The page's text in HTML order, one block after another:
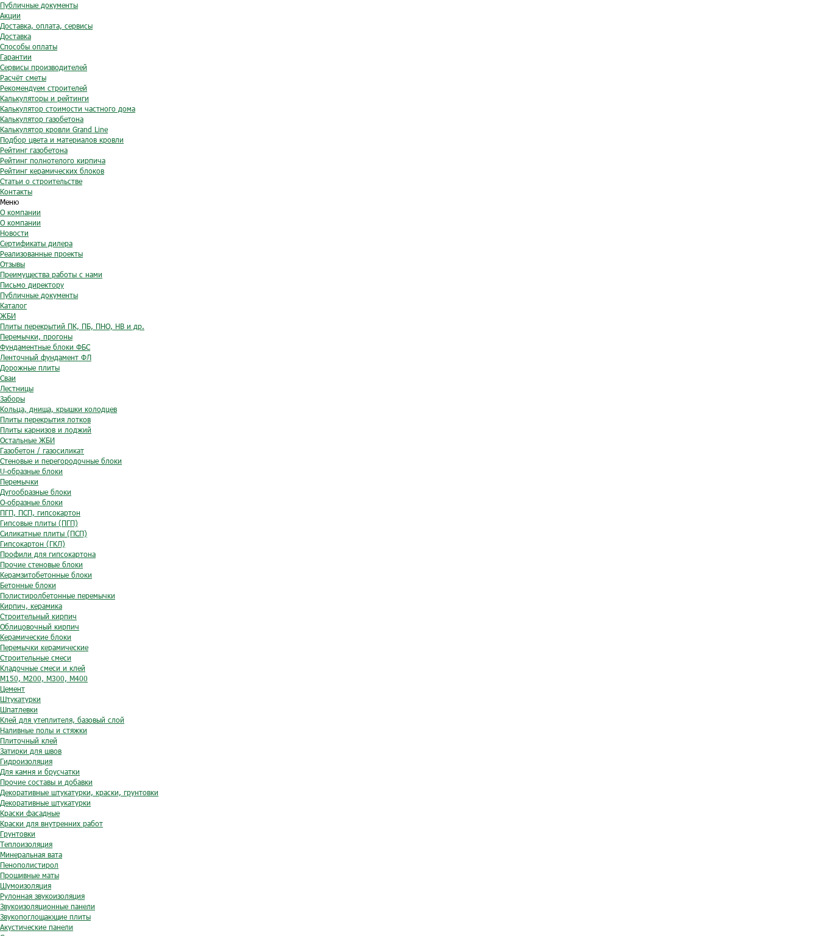
Публичные документы
Акции
Доставка, оплата, сервисы
Доставка
Способы оплаты
Гарантии
Сервисы производителей
Расчёт сметы
Рекомендуем строителей
Калькуляторы и рейтинги
Калькулятор стоимости частного дома
Калькулятор газобетона
Калькулятор кровли Grand Line
Подбор цвета и материалов кровли
Рейтинг газобетона
Рейтинг полнотелого кирпича
Рейтинг керамических блоков
Статьи о строительстве
Контакты
Меню
О компании
О компании
Новости
Сертификаты дилера
Реализованные проекты
Отзывы
Преимущества работы с нами
Письмо директору
Публичные документы
Каталог
ЖБИ
Плиты перекрытий ПК, ПБ, ПНО, НВ и др.
Перемычки, прогоны
Фундаментные блоки ФБС
Ленточный фундамент ФЛ
Дорожные плиты
Сваи
Лестницы
Заборы
Кольца, днища, крышки колодцев
Плиты перекрытия лотков
Плиты карнизов и лоджий
Остальные ЖБИ
Газобетон / газосиликат
Стеновые и перегородочные блоки
U-образные блоки
Перемычки
Дугообразные блоки
O-образные блоки
ПГП, ПСП, гипсокартон
Гипсовые плиты (ПГП)
Силикатные плиты (ПСП)
Гипсокартон (ГКЛ)
Профили для гипсокартона
Прочие стеновые блоки
Керамзитобетонные блоки
Бетонные блоки
Полистиролбетонные перемычки
Кирпич, керамика
Строительный кирпич
Облицовочный кирпич
Керамические блоки
Перемычки керамические
Строительные смеси
Кладочные смеси и клей
М150, М200, М300, М400
Цемент
Штукатурки
Шпатлевки
Клей для утеплителя, базовый слой
Наливные полы и стяжки
Плиточный клей
Затирки для швов
Гидроизоляция
Для камня и брусчатки
Прочие составы и добавки
Декоративные штукатурки, краски, грунтовки
Декоративные штукатурки
Краски фасадные
Краски для внутренних работ
Грунтовки
Теплоизоляция
Минеральная вата
Пенополистирол
Прошивные маты
Шумоизоляция
Рулонная звукоизоляция
Звукоизоляционные панели
Звукопоглощающие плиты
Акустические панели